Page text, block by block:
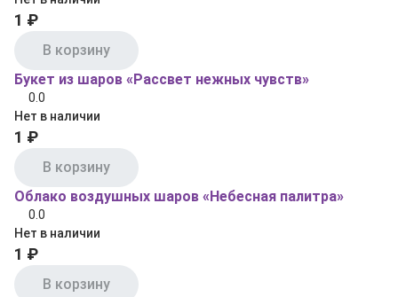
1 ₽
В корзину
Букет из шаров «Рассвет нежных чувств»
0.0
Нет в наличии
1 ₽
В корзину
Облако воздушных шаров «Небесная палитра»
0.0
Нет в наличии
1 ₽
В корзину